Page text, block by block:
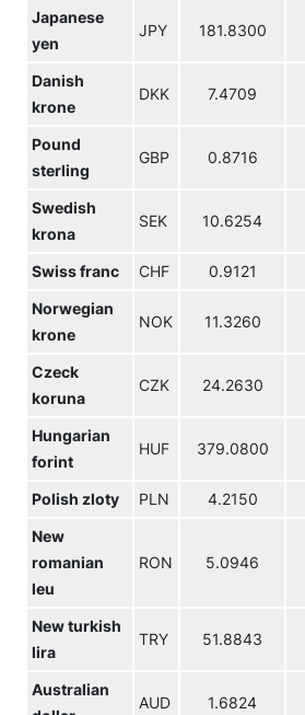
Japanese
yen
JPY 181.8300
Danish
krone
DKK 7.4709
Pound
sterling
GBP 0.8716
Swedish
krona
SEK 10.6254
Swiss franc CHF 0.9121
Norwegian
krone
NOK 11.3260
Czeck
koruna
CZK 24.2630
Hungarian
forint
HUF 379.0800
Polish zloty PLN 4.2150
New
romanian
leu
RON 5.0946
New turkish
lira
TRY 51.8843
Australian
AUD 1.6824